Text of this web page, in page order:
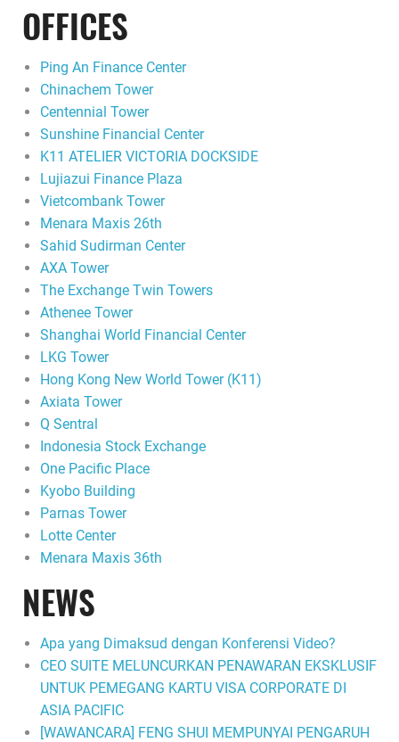
OFFICES
Ping An Finance Center
Chinachem Tower
Centennial Tower
Sunshine Financial Center
K11 ATELIER VICTORIA DOCKSIDE
Lujiazui Finance Plaza
Vietcombank Tower
Menara Maxis 26th
Sahid Sudirman Center
AXA Tower
The Exchange Twin Towers
Athenee Tower
Shanghai World Financial Center
LKG Tower
Hong Kong New World Tower (K11)
Axiata Tower
Q Sentral
Indonesia Stock Exchange
One Pacific Place
Kyobo Building
Parnas Tower
Lotte Center
Menara Maxis 36th
NEWS
Apa yang Dimaksud dengan Konferensi Video?
CEO SUITE MELUNCURKAN PENAWARAN EKSKLUSIF
UNTUK PEMEGANG KARTU VISA CORPORATE DI
ASIA PACIFIC
[WAWANCARA] FENG SHUI MEMPUNYAI PENGARUH